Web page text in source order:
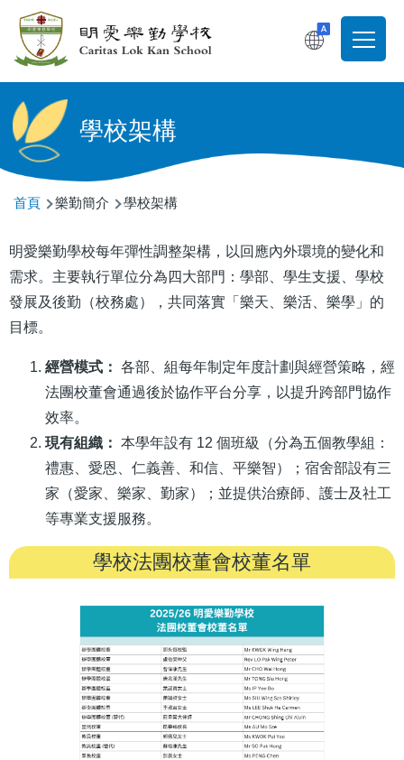
移至主內容
Main
學校架構
導
連
結
首頁 樂勤簡介 學校架構
明愛樂勤學校每年彈性調整架構，以回應內外環境的變化和
需求。主要執行單位分為四大部門：學部、學生支援、學校
發展及後勤（校務處），共同落實「樂天、樂活、樂學」的
目標。
經營模式： 各部、組每年制定年度計劃與經營策略，經
法團校董會通過後於協作平台分享，以提升跨部門協作
效率。
現有組織： 本學年設有 12 個班級（分為五個教學組：
禮惠、愛恩、仁義善、和信、平樂智）；宿舍部設有三
家（愛家、樂家、勤家）；並提供治療師、護士及社工
等專業支援服務。
學校法團校董會校董名單